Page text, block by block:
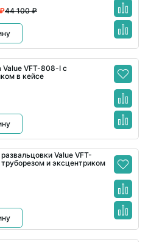
44 100 ₽
Value VFT-808-I с
в кейсе
Value VFT-
и эксцентриком